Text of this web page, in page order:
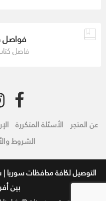
فواصل
فاصل
عن المتجر الأسئلة المتكررة
الشروط
التوصيل لكافة محافظات سوريا
بين